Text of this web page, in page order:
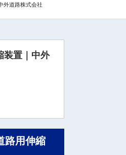
外道路株式会社
装置｜中外
路用伸縮